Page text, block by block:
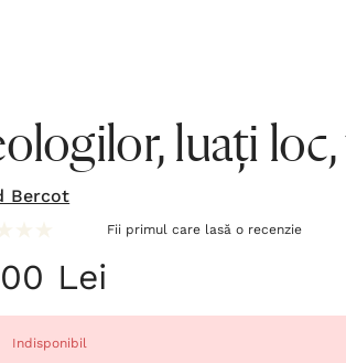
luați loc,
Bercot
Fii primul care lasă o recenzie
Lei
Indisponibil